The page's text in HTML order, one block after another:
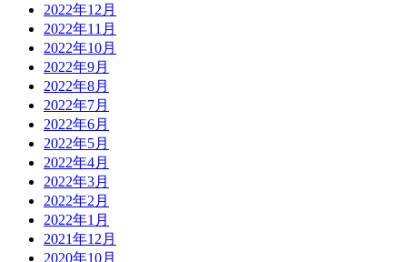
2022年12月
2022年11月
2022年10月
2022年9月
2022年8月
2022年7月
2022年6月
2022年5月
2022年4月
2022年3月
2022年2月
2022年1月
2021年12月
2020年10月